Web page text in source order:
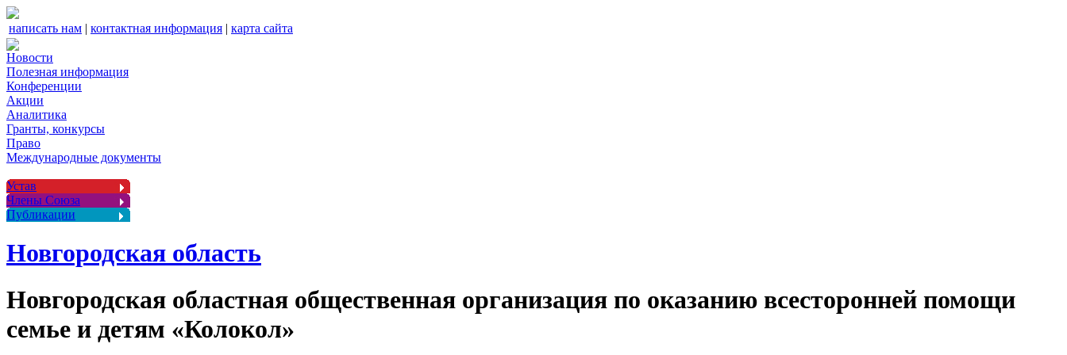
написать нам | контактная информация | карта сайта
Новости
Полезная информация
Конференции
Акции
Аналитика
Гранты, конкурсы
Право
Международные документы
Устав
Члены Союза
Публикации
Новгородская область
Новгородская областная общественная организация по оказанию всесторонней помощи
семье и детям «Колокол»